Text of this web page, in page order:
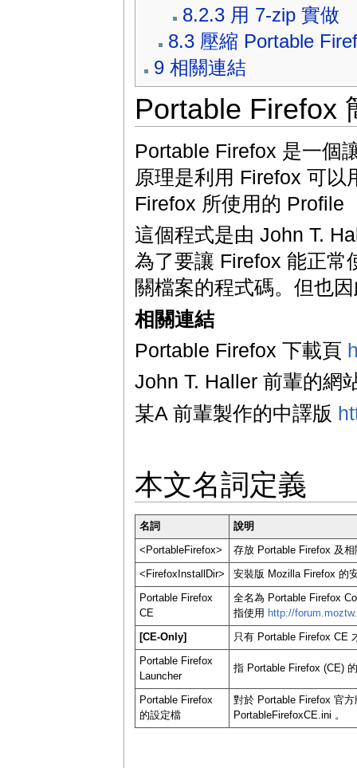
8.2.3 用 7-zip 實做
8.3 壓縮 Portable
9 相關連結
Portable Firefox
Portable Firefox 是一個
原理是利用 Firefox 可
Firefox 所使用的 Profile
這個程式是由 John T.
為了要讓 Firefox 能正常
關檔案的程式碼。但也
相關連結
Portable Firefox 下載頁
John T. Haller 前輩的網
某A 前輩製作的中譯版
本文名詞定義
名詞 說明
<PortableFirefox> 存放 Portable Firefox 及
<FirefoxInstallDir> 安裝版 Mozilla Firefox 的
Portable Firefox
CE
全名為 Portable Firefox
指使用 http://
[CE-Only] 只有 Portable Firefox CE
Portable Firefox
Launcher
指 Portable Firefox (CE)
Portable Firefox
的設定檔
對於 Portable Firefox 官
PortableFirefoxCE.ini 。